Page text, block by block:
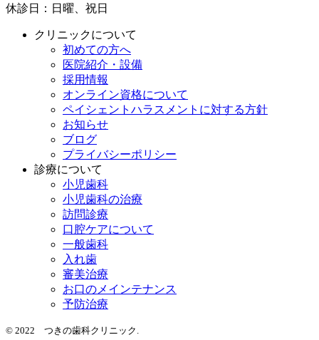
休診日：日曜、祝日
クリニックについて
初めての方へ
医院紹介・設備
採用情報
オンライン資格について
ペイシェントハラスメントに対する方針
お知らせ
ブログ
プライバシーポリシー
診療について
小児歯科
小児歯科の治療
訪問診療
口腔ケアについて
一般歯科
入れ歯
審美治療
お口のメインテナンス
予防治療
© 2022 つきの歯科クリニック.